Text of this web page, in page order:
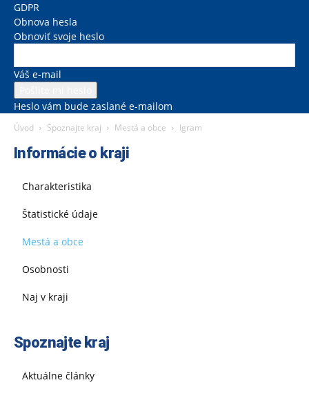
GDPR
Obnova hesla
Obnoviť svoje heslo
Váš e-mail
Heslo vám bude zaslané e-mailom
Úvod Spoznajte kraj Mestá a obce Igram
Informácie o kraji
Charakteristika
Štatistické údaje
Mestá a obce
Osobnosti
Naj v kraji
Spoznajte kraj
Aktuálne články